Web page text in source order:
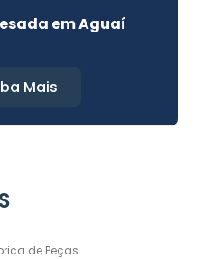
em Aguaí
Mais
de Peças